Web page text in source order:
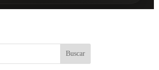
Buscar